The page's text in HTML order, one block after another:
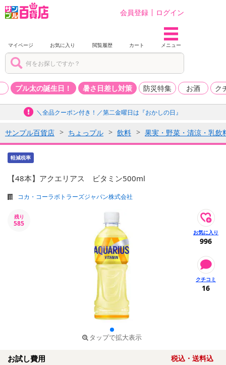
会員登録 ログイン
マイページ お気に入り 閲覧履歴 カート メニュー
プル太の誕生日！ 暑さ日差し対策 防災特集 お酒 ク
＼全品クーポン付き！／第二金曜日は『おかしの日』
サンプル百貨店 ちょっプル 飲料 果実・野菜・清涼・乳飲
軽減税率
【48本】アクエリアス ビタミン500ml
コカ・コーラボトラーズジャパン株式会社
残り
585
タップで拡大表示
996
16
お試し費用 税込・送料込